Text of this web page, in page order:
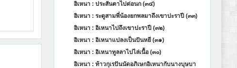
อิเหนา : ประสันตาไปต่อนก (๓๔)
อิเหนา : ระตูสามพี่น้องยกพลมาถึงเขาปะราปี (๓๓)
อิเหนา : อิเหนาไปถึงเขาปะราปี (๓๒)
อิเหนา : อิเหนาแปลงเป็นปันหยี (๓๑)
อิเหนา : อิเหนาทูลลาไปไล่เนื้อ (๓๐)
อิเหนา : ท้าวกุเรปันนัดอภิเษกอิเหนากับนางบุษบา